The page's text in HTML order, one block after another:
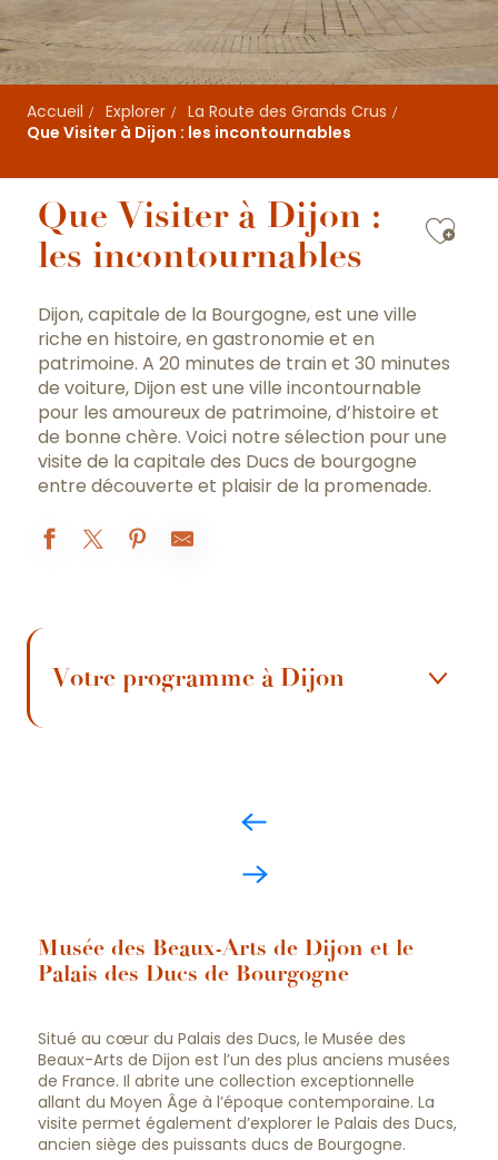
Accueil Explorer
La Route des Grands Crus
Que Visiter à Dijon : les incontournables
Que Visiter à Dijon :
les incontournables
Dijon, capitale de la Bourgogne, est une ville
riche en histoire, en gastronomie et en
patrimoine. A 20 minutes de train et 30 minutes
de voiture, Dijon est une ville incontournable
pour les amoureux de patrimoine, d’histoire et
de bonne chère. Voici notre sélection pour une
visite de la capitale des Ducs de bourgogne
entre découverte et plaisir de la promenade.
Votre programme à Dijon
Cité Internationale de la gastronomie
4 Le parcours de la Chouette
6 Muséum d’Histoire Naturelle et le Jardin
Botanique de l’Arquebuse
7 Notre-Dame et sa chouette porte-
bonheur
Musée des Beaux-Arts de Dijon et le
Palais des Ducs de Bourgogne
Situé au cœur du Palais des Ducs, le Musée des
Beaux-Arts de Dijon est l’un des plus anciens musées
de France. Il abrite une collection exceptionnelle
allant du Moyen Âge à l’époque contemporaine. La
visite permet également d’explorer le Palais des Ducs,
ancien siège des puissants ducs de Bourgogne.